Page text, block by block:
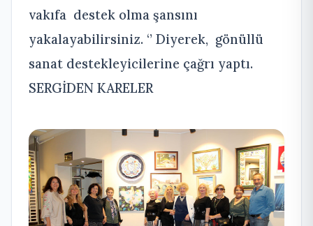
vakıfa destek olma şansını
yakalayabilirsiniz. ‘’ Diyerek, gönüllü
sanat destekleyicilerine çağrı yaptı.
SERGİDEN KARELER